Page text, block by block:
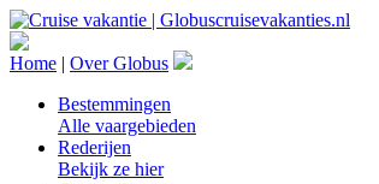
Home | Over Globus
Bestemmingen
Alle vaargebieden
Rederijen
Bekijk ze hier